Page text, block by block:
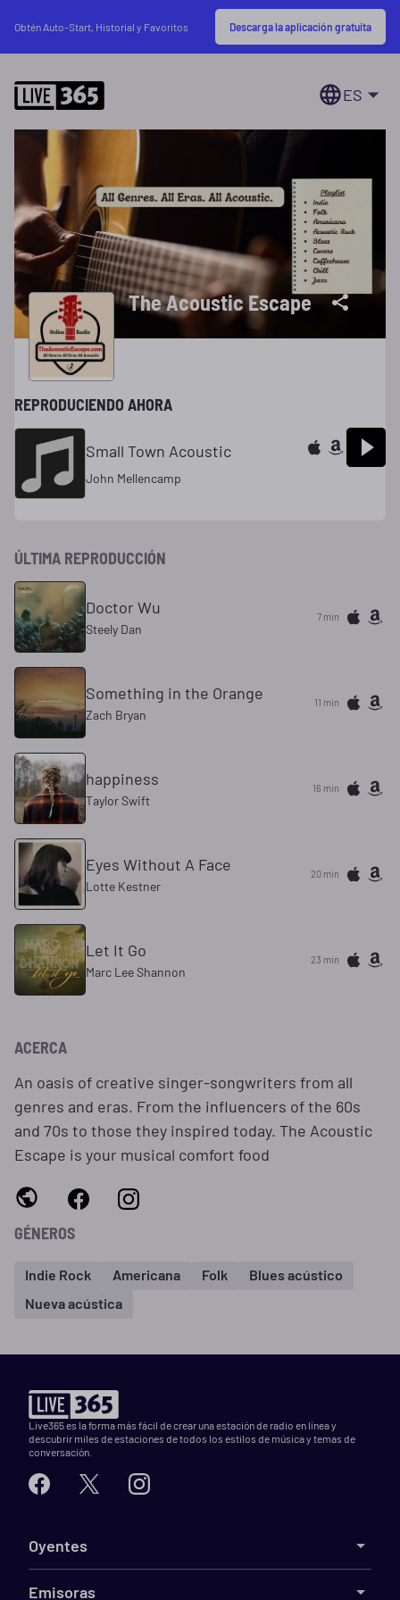
Obtén Auto-Start, Historial y Favoritos Descarga la aplicación gratuita
ES
The Acoustic Escape
REPRODUCIENDO AHORA
Small Town Acoustic
John Mellencamp
ÚLTIMA REPRODUCCIÓN
Doctor Wu
Steely Dan
7 min
Something in the Orange
Zach Bryan
11 min
happiness
Taylor Swift
16 min
Eyes Without A Face
Lotte Kestner
20 min
Let It Go
Marc Lee Shannon
23 min
ACERCA
An oasis of creative singer-songwriters from all
genres and eras. From the influencers of the 60s
and 70s to those they inspired today. The Acoustic
Escape is your musical comfort food
GÉNEROS
Indie Rock Americana Folk
Blues acústico
Nueva acústica
Live365 es la forma más fácil de crear una estación de radio en línea y
descubrir miles de estaciones de todos los estilos de música y temas de
conversación.
Oyentes
Emisoras